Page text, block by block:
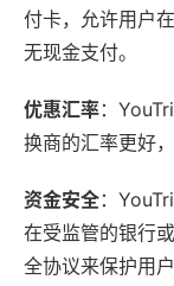
付卡，允许用户
无现金支付。
优惠汇率：
换商的汇率更好
资金安全：
在受监管的银行
全协议来保护用